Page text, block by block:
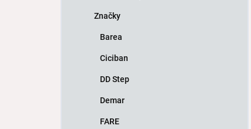
Značky
Barea
Ciciban
DD Step
Demar
FARE